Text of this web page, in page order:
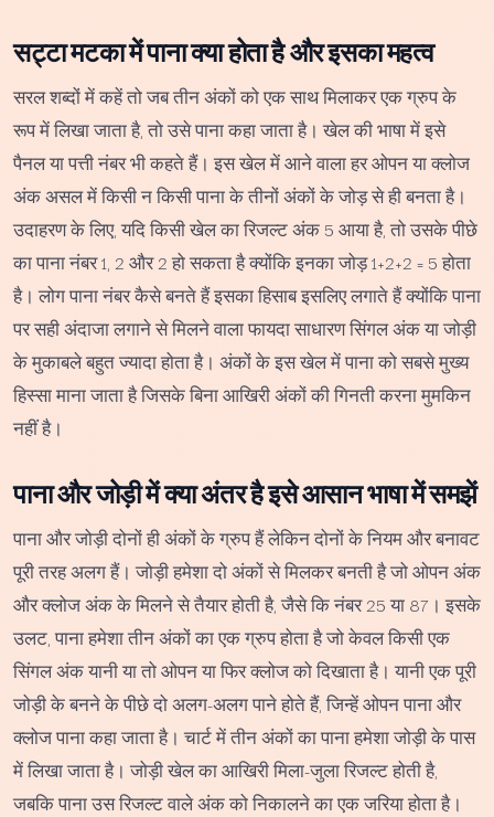
सट्टा मटका में पाना क्या होता है और इसका महत्व
सरल शब्दों में कहें तो जब तीन अंकों को एक साथ मिलाकर एक ग्रुप के
रूप में लिखा जाता है, तो उसे पाना कहा जाता है। खेल की भाषा में इसे
पैनल या पत्ती नंबर भी कहते हैं। इस खेल में आने वाला हर ओपन या क्लोज
अंक असल में किसी न किसी पाना के तीनों अंकों के जोड़ से ही बनता है।
उदाहरण के लिए, यदि किसी खेल का रिजल्ट अंक 5 आया है, तो उसके पीछे
का पाना नंबर 1, 2 और 2 हो सकता है क्योंकि इनका जोड़ 1+2+2 = 5 होता
है। लोग पाना नंबर कैसे बनते हैं इसका हिसाब इसलिए लगाते हैं क्योंकि पाना
पर सही अंदाजा लगाने से मिलने वाला फायदा साधारण सिंगल अंक या जोड़ी
के मुकाबले बहुत ज्यादा होता है। अंकों के इस खेल में पाना को सबसे मुख्य
हिस्सा माना जाता है जिसके बिना आखिरी अंकों की गिनती करना मुमकिन
नहीं है।
पाना और जोड़ी में क्या अंतर है इसे आसान भाषा में समझें
पाना और जोड़ी दोनों ही अंकों के ग्रुप हैं लेकिन दोनों के नियम और बनावट
पूरी तरह अलग हैं। जोड़ी हमेशा दो अंकों से मिलकर बनती है जो ओपन अंक
और क्लोज अंक के मिलने से तैयार होती है, जैसे कि नंबर 25 या 87। इसके
उलट, पाना हमेशा तीन अंकों का एक ग्रुप होता है जो केवल किसी एक
सिंगल अंक यानी या तो ओपन या फिर क्लोज को दिखाता है। यानी एक पूरी
जोड़ी के बनने के पीछे दो अलग-अलग पाने होते हैं, जिन्हें ओपन पाना और
क्लोज पाना कहा जाता है। चार्ट में तीन अंकों का पाना हमेशा जोड़ी के पास
में लिखा जाता है। जोड़ी खेल का आखिरी मिला-जुला रिजल्ट होती है,
जबकि पाना उस रिजल्ट वाले अंक को निकालने का एक जरिया होता है।